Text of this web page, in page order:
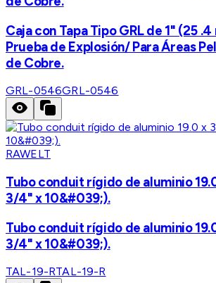
Caja con Tapa Tipo GRL de 1" (25
Prueba de Explosión/ Para Áreas
de Cobre.
GRL-0546GRL-0546
RAWELT
Tubo conduit rígido de aluminio
3/4" x 10&#039;).
Tubo conduit rígido de aluminio
3/4" x 10&#039;).
TAL-19-RTAL-19-R